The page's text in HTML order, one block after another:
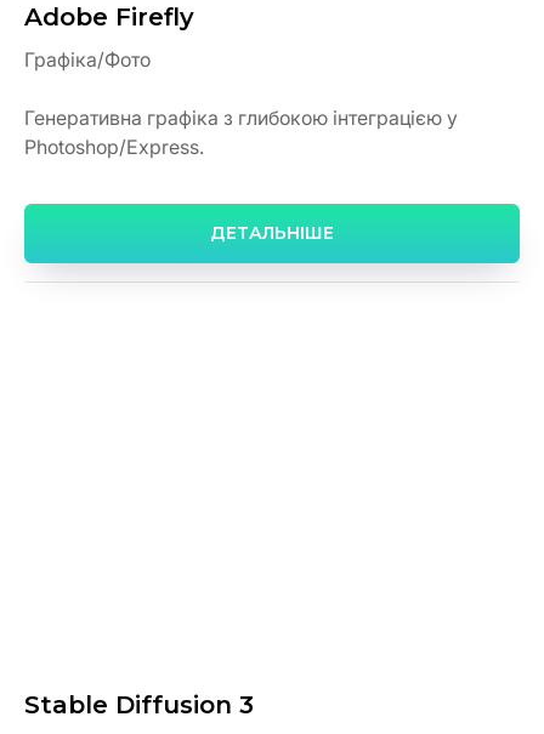
Adobe Firefly
Графіка/Фото
Генеративна графіка з глибокою інтеграцією у
Photoshop/Express.
ДЕТАЛЬНІШЕ
Stable Diffusion 3